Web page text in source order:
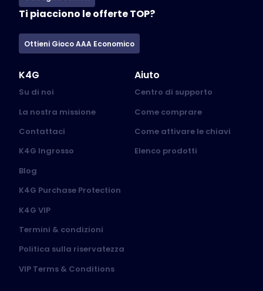
Ti piacciono le offerte TOP?
Ottieni Gioco AAA Economico
K4G
Su di noi
La nostra missione
Contattaci
K4G Ingrosso
Blog
K4G Purchase Protection
K4G VIP
Termini & condizioni
Politica sulla riservatezza
VIP Terms & Conditions
Aiuto
Centro di supporto
Come comprare
Come attivare le chiavi
Elenco prodotti